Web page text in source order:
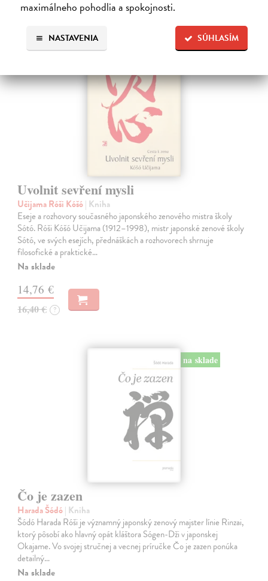
maximálneho pohodlia a spokojnosti.
SÚHLASÍM
NASTAVENIA
na sklade
Uvolnit sevření mysli
Učijama Róši Kóšó| Kniha
Eseje a rozhovory současného japonského zenového mistra školy
Sótó. Róši Kóšó Učijama (1912–1998), mistr japonské zenové školy
Sótó, ve svých esejích, přednáškách a rozhovorech shrnuje
filosofické a praktické…
Na sklade
14,76 €
16,40 € ?
na sklade
Čo je zazen
Harada Šódó| Kniha
Šódó Harada Róši je významný japonský zenový majster línie Rinzai,
ktorý pôsobí ako hlavný opát kláštora Sógen-Dži v japonskej
Okajame. Vo svojej stručnej a vecnej príručke Čo je zazen ponúka
detailný…
Na sklade